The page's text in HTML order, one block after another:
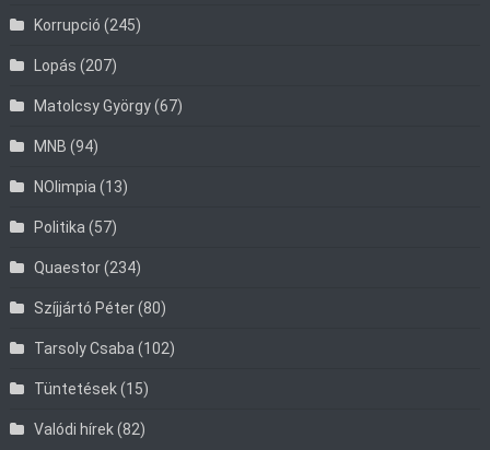
Korrupció (245)
Lopás (207)
Matolcsy György(67)
MNB (94)
NOlimpia(13)
Politika(57)
Quaestor(234)
Szíjjártó Péter(80)
Tarsoly Csaba(102)
Tüntetések(15)
Valódi hírek(82)